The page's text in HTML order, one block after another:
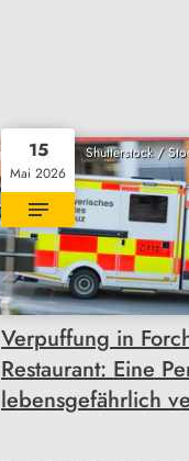
Shutterstock /
15
Mai 2026
Verpuffung in
Restaurant: Eine
lebensgefährlich